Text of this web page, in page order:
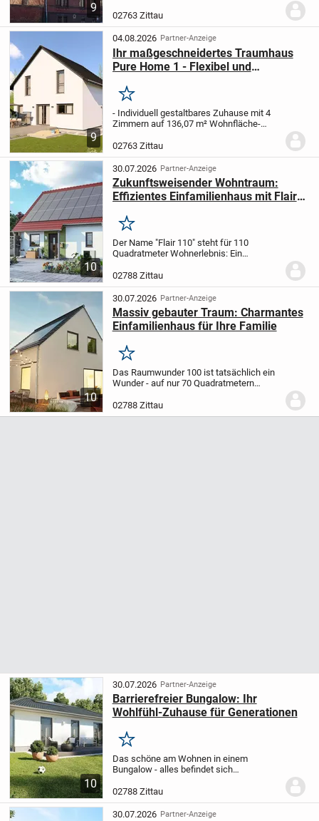
9
Gemarkung Zittau mit einer Fläche von
451m² besteht. Das Grundstück ist
bebaut mit einem...
02763 Zittau
9
04.08.2026 Partner-Anzeige
Ihr maßgeschneidertes Traumhaus
Pure Home 1 - Flexibel und
Merken
- Individuell gestaltbares Zuhause mit 4
Zimmern auf 136,07 m² Wohnfläche-
einem Badezimmer und zusätzlichem
Gäste-WC - ideal für Familien oder Paare-
Hausplanung...
02763 Zittau
10
30.07.2026 Partner-Anzeige
Zukunftsweisender Wohntraum:
Effizientes Einfamilienhaus mit Flair
Merken
Der Name "Flair 110" steht für 110
Quadratmeter Wohnerlebnis: Ein
die den Wohnbereich mit viel Licht
durchfluten. Hell, gemütlich und weitläufig
- genügend Raum...
02788 Zittau
10
30.07.2026 Partner-Anzeige
Massiv gebauter Traum: Charmantes
Einfamilienhaus für Ihre Familie
Merken
Das Raumwunder 100 ist tatsächlich ein
Wunder - auf nur 70 Quadratmetern
Quadratmeter Wohnfläche. Wohnfläche,
die sich sehen lassen kann:
02788 Zittau
10
30.07.2026 Partner-Anzeige
Barrierefreier Bungalow: Ihr
Wohlfühl-Zuhause für Generationen
Merken
Das schöne am Wohnen in einem
Bungalow - alles befindet sich
gewisser Weise das Flair eines
Urlaubsdomizils, so wird jeder Tag zu
Hause ein Genuss.Town &...
02788 Zittau
30.07.2026 Partner-Anzeige